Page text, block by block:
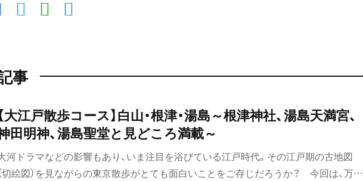
事
【大江戸散歩コース】白山・根津・湯島～根津神社、湯島天満宮、
田明神、湯島聖堂と見どころ満載～
河ドラマなどの影響もあり、いま注目を浴びている江戸時代。その江戸期の古地図
切絵図）を見ながらの東京散歩がとても面白いことをご存じだろうか？ 今回は、万延